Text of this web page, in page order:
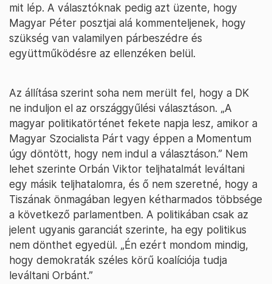
mit lép. A választóknak pedig azt üzente, hogy
Magyar Péter posztjai alá kommenteljenek, hogy
szükség van valamilyen párbeszédre és
együttműködésre az ellenzéken belül.
Az állítása szerint soha nem merült fel, hogy a DK
ne induljon el az országgyűlési választáson. „A
magyar politikatörténet fekete napja lesz, amikor a
Magyar Szocialista Párt vagy éppen a Momentum
úgy döntött, hogy nem indul a választáson.” Nem
lehet szerinte Orbán Viktor teljhatalmát leváltani
egy másik teljhatalomra, és ő nem szeretné, hogy a
Tiszának önmagában legyen kétharmados többsége
a következő parlamentben. A politikában csak az
jelent ugyanis garanciát szerinte, ha egy politikus
nem dönthet egyedül. „Én ezért mondom mindig,
hogy demokraták széles körű koalíciója tudja
leváltani Orbánt.”